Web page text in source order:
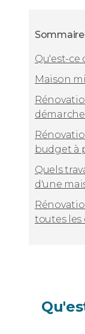
Sommaire
Qu'est-ce
Maison
budget à
Quels
d'une
toutes les